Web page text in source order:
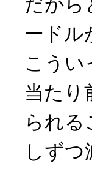
ードル
こうい
当たり
られ
しず